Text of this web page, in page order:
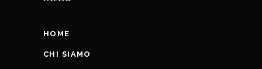
HOME
CHI SIAMO